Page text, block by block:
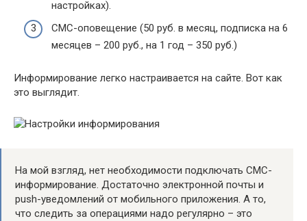
настройках).
СМС-оповещение (50 руб. в месяц, подписка на 6
месяцев – 200 руб., на 1 год – 350 руб.)
Информирование легко настраивается на сайте. Вот как
это выглядит.
На мой взгляд, нет необходимости подключать СМС-
информирование. Достаточно электронной почты и
push-уведомлений от мобильного приложения. А то,
что следить за операциями надо регулярно – это